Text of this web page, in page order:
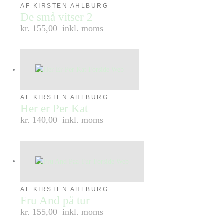
AF KIRSTEN AHLBURG
De små vitser 2
kr. 155,00 inkl. moms
AF KIRSTEN AHLBURG
Her er Per Kat
kr. 140,00 inkl. moms
AF KIRSTEN AHLBURG
Fru And på tur
kr. 155,00 inkl. moms